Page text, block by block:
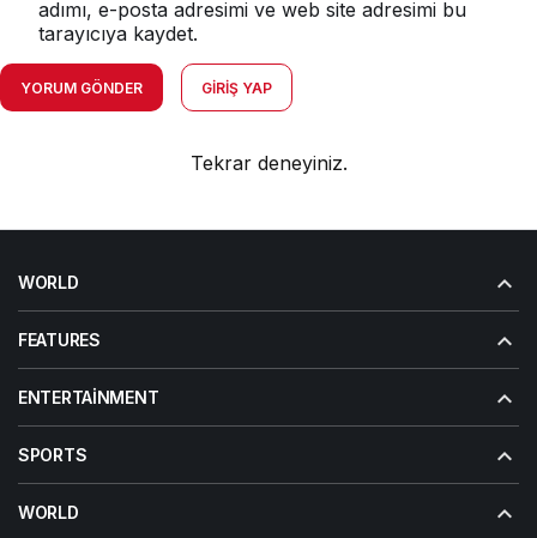
adımı, e-posta adresimi ve web site adresimi bu
tarayıcıya kaydet.
YORUM GÖNDER GIRIŞ YAP
Tekrar deneyiniz.
WORLD
FEATURES
ENTERTAINMENT
SPORTS
WORLD